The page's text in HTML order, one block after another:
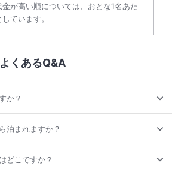
が高い順については、おとな1名あた
ています。
くあるQ&A
か？
泊まれますか？
どこですか？